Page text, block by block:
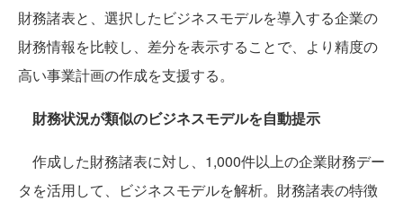
財務諸表と、選択したビジネスモデルを導入する企業の
財務情報を比較し、差分を表示することで、より精度の
高い事業計画の作成を支援する。
財務状況が類似のビジネスモデルを自動提示
作成した財務諸表に対し、1,000件以上の企業財務デー
タを活用して、ビジネスモデルを解析。財務諸表の特徴